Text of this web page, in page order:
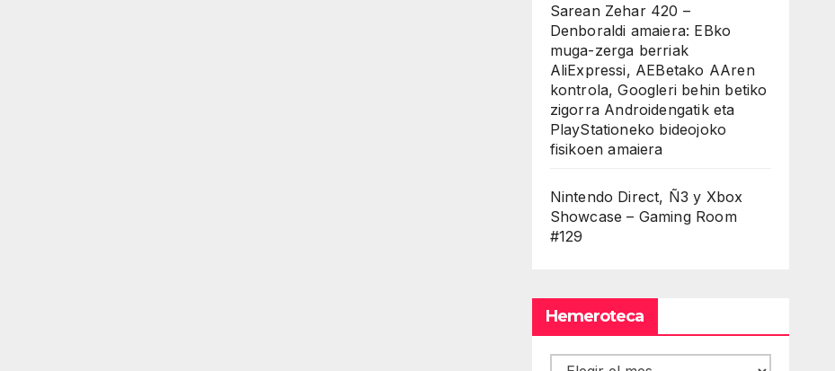
Sarean Zehar 420 –
Denboraldi amaiera: EBko
muga-zerga berriak
AliExpressi, AEBetako AAren
kontrola, Googleri behin betiko
zigorra Androidengatik eta
PlayStationeko bideojoko
fisikoen amaiera
Nintendo Direct, Ñ3 y Xbox
Showcase – Gaming Room
#129
Hemeroteca
Hemeroteca